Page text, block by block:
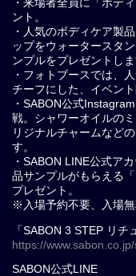
ント。
・人気のボディケア製
ップをウォータースタ
ンプルをプレゼントしま
・フォトブースでは、
チーフにした、イベン
・SABON公式
戦。シャワーオイルの
リジナルチャームなど
す。
・SABON LINE公式ア
品サンプルがもらえる
プレゼント。
※入場予約不要、入場
「SABON 3 STEP リ
https://
SABON公式LINE